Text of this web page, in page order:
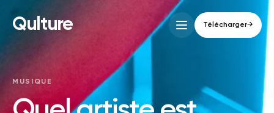
Qulture Télécharger→
MUSIQUE